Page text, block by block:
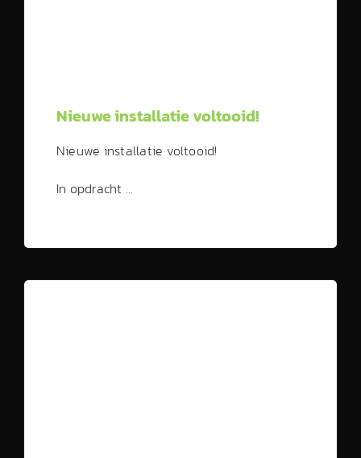
Nieuwe installatie voltooid!
Nieuwe installatie voltooid!
In opdracht …